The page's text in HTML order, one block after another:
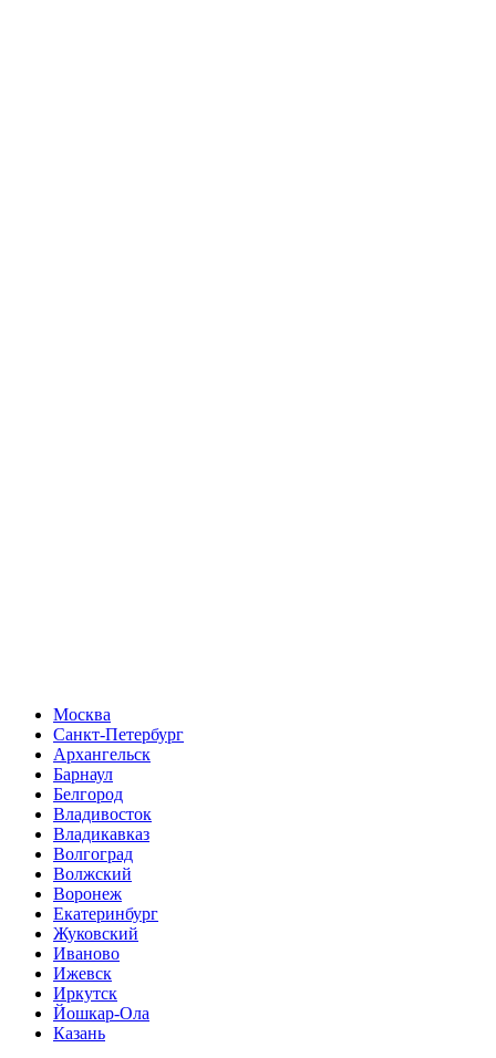
Москва
Санкт-Петербург
Архангельск
Барнаул
Белгород
Владивосток
Владикавказ
Волгоград
Волжский
Воронеж
Екатеринбург
Жуковский
Иваново
Ижевск
Иркутск
Йошкар-Ола
Казань